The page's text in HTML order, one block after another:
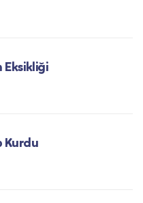
Eksikliği
Kurdu